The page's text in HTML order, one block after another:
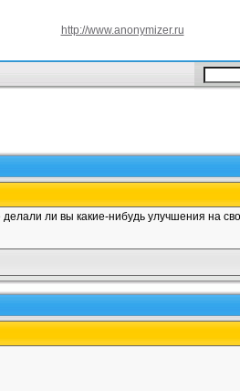
http://www.anonymizer.ru
ли вы какие-нибудь улучшения на